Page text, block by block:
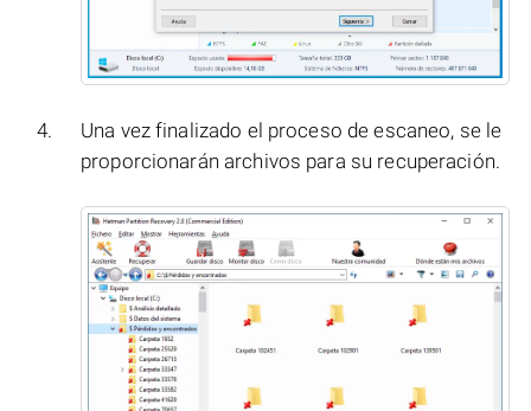
Una vez finalizado el proceso de escaneo, se le
proporcionarán archivos para su recuperación.